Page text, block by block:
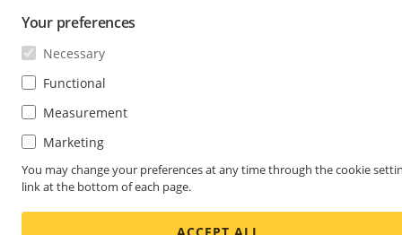
Your preferences
Necessary
Functional
Measurement
Marketing
You may change your preferences at any time through the cookie
link at the bottom of each page.